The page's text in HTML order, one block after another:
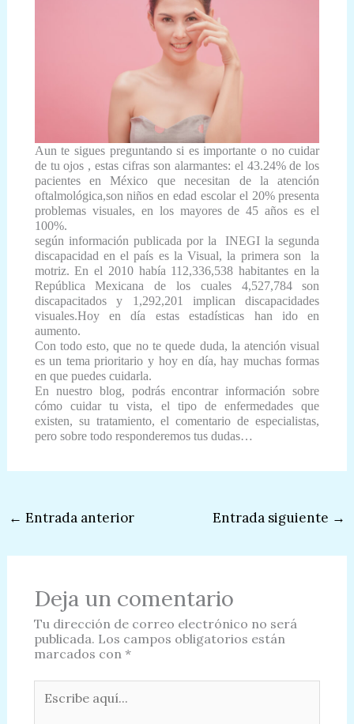
Aun te sigues preguntando si es importante o no cuidar
de tu ojos , estas cifras son alarmantes: el 43.24% de los
pacientes en México que necesitan de la atención
oftalmológica,son niños en edad escolar el 20% presenta
problemas visuales, en los mayores de 45 años es el
100%.
según información publicada por la INEGI la segunda
discapacidad en el país es la Visual, la primera son la
motriz. En el 2010 había 112,336,538 habitantes en la
República Mexicana de los cuales 4,527,784 son
discapacitados y 1,292,201 implican discapacidades
visuales.Hoy en día estas estadísticas han ido en
aumento.
Con todo esto, que no te quede duda, la atención visual
es un tema prioritario y hoy en día, hay muchas formas
en que puedes cuidarla.
En nuestro blog, podrás encontrar información sobre
cómo cuidar tu vista, el tipo de enfermedades que
existen, su tratamiento, el comentario de especialistas,
pero sobre todo responderemos tus dudas…
← Entrada anterior Entrada siguiente →
Deja un comentario
Tu dirección de correo electrónico no será
publicada. Los campos obligatorios están
marcados con *
aquí...